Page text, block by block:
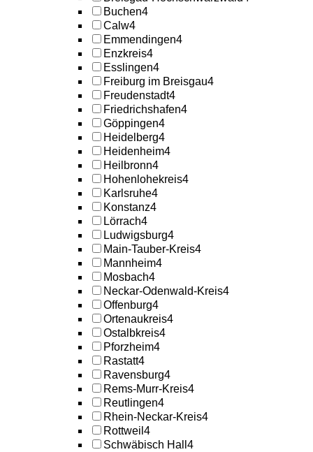
Buchen4
Calw4
Emmendingen4
Enzkreis4
Esslingen4
Freiburg im Breisgau4
Freudenstadt4
Friedrichshafen4
Göppingen4
Heidelberg4
Heidenheim4
Heilbronn4
Hohenlohekreis4
Karlsruhe4
Konstanz4
Lörrach4
Ludwigsburg4
Main-Tauber-Kreis4
Mannheim4
Mosbach4
Neckar-Odenwald-Kreis4
Offenburg4
Ortenaukreis4
Ostalbkreis4
Pforzheim4
Rastatt4
Ravensburg4
Rems-Murr-Kreis4
Reutlingen4
Rhein-Neckar-Kreis4
Rottweil 4
Schwäbisch Hall 4